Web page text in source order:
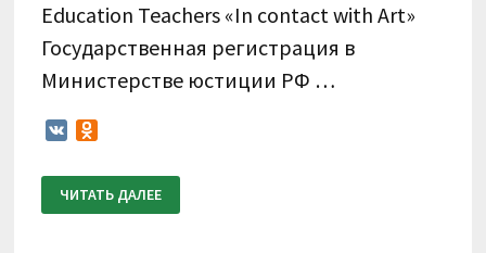
Education Teachers «In contact with Art»
Государственная регистрация в
Министерстве юстиции РФ …
VK
ПОЛОЖЕНИЕ
О
ПРОВЕДЕНИИ
ЧИТАТЬ ДАЛЕЕ